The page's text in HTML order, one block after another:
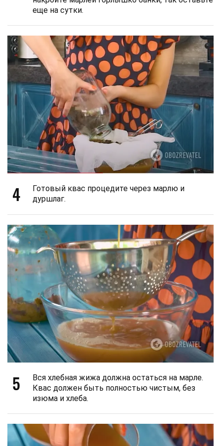
еще на сутки.
4
Готовый квас процедите через марлю и
дуршлаг.
5
Вся хлебная жижа должна остаться на марле.
Квас должен быть полностью чистым, без
изюма и хлеба.